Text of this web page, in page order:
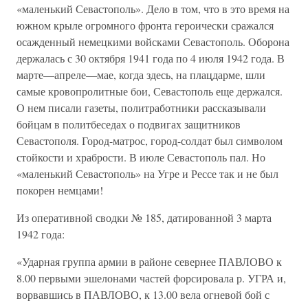
«маленький Севастополь». Дело в том, что в это время на
южном крыле огромного фронта героически сражался
осажденный немецкими войсками Севастополь. Оборона
держалась с 30 октября 1941 года по 4 июля 1942 года. В
марте—апреле—мае, когда здесь, на плацдарме, шли
самые кровопролитные бои, Севастополь еще держался.
О нем писали газеты, политработники рассказывали
бойцам в политбеседах о подвигах защитников
Севастополя. Город-матрос, город-солдат был символом
стойкости и храбрости. В июле Севастополь пал. Но
«маленький Севастополь» на Угре и Рессе так и не был
покорен немцами!
Из оперативной сводки № 185, датированной 3 марта
1942 года:
«Ударная группа армии в районе севернее ПАВЛОВО к
8.00 первыми эшелонами частей форсировала р. УГРА и,
ворвавшись в ПАВЛОВО, к 13.00 вела огневой бой с